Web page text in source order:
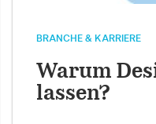
BRANCHE & KARRIERE
Warum
lassen?